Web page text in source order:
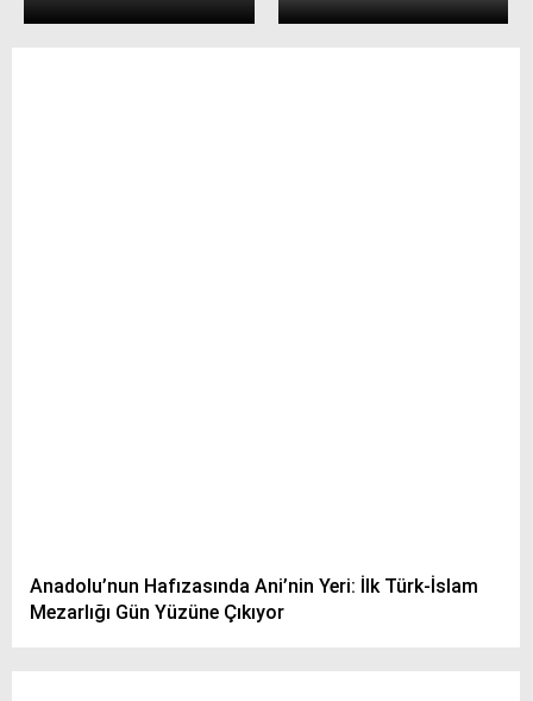
Anadolu’nun Hafızasında Ani’nin Yeri: İlk Türk-İslam
Mezarlığı Gün Yüzüne Çıkıyor